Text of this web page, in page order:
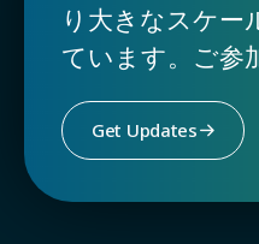
り大きなスケー
ています。ご参
Get Updates